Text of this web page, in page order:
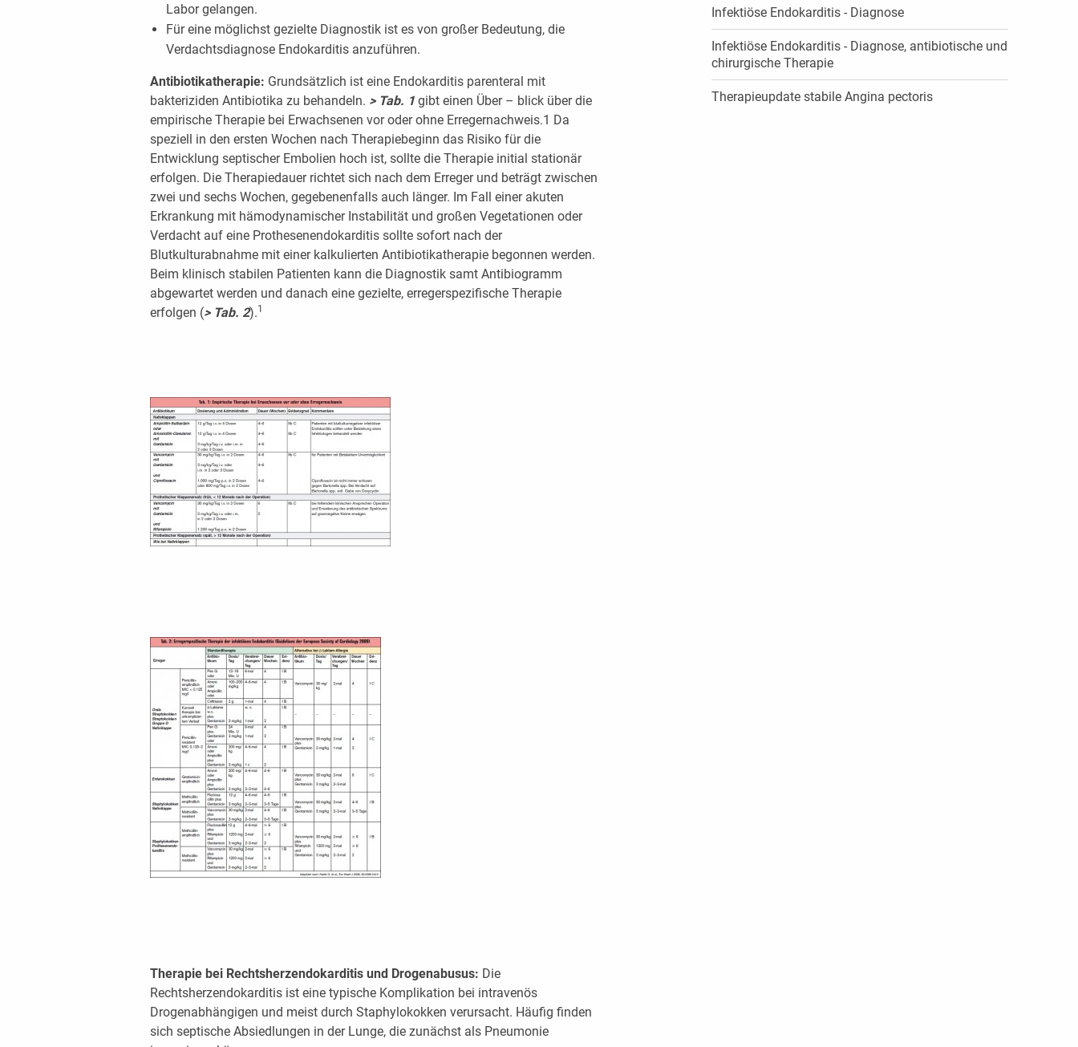
Labor gelangen.
Für eine möglichst gezielte Diagnostik ist es von großer Bedeutung, die
Verdachtsdiagnose Endokarditis anzuführen.
Antibiotikatherapie: Grundsätzlich ist eine Endokarditis parenteral mit
bakteriziden Antibiotika zu behandeln. > Tab. 1 gibt einen Über – blick über die
empirische Therapie bei Erwachsenen vor oder ohne Erregernachweis.1 Da
speziell in den ersten Wochen nach Therapiebeginn das Risiko für die
Entwicklung septischer Embolien hoch ist, sollte die Therapie initial stationär
erfolgen. Die Therapiedauer richtet sich nach dem Erreger und beträgt zwischen
zwei und sechs Wochen, gegebenenfalls auch länger. Im Fall einer akuten
Erkrankung mit hämodynamischer Instabilität und großen Vegetationen oder
Verdacht auf eine Prothesenendokarditis sollte sofort nach der
Blutkulturabnahme mit einer kalkulierten Antibiotikatherapie begonnen werden.
Beim klinisch stabilen Patienten kann die Diagnostik samt Antibiogramm
abgewartet werden und danach eine gezielte, erregerspezifische Therapie
erfolgen (> Tab. 2).1
Therapie bei Rechtsherzendokarditis und Drogenabusus: Die
Rechtsherzendokarditis ist eine typische Komplikation bei intravenös
Drogenabhängigen und meist durch Staphylokokken verursacht. Häufig finden
sich septische Absiedlungen in der Lunge, die zunächst als Pneumonie
Infektiöse Endokarditis - Diagnose
Infektiöse Endokarditis - Diagnose, antibiotische und
chirurgische Therapie
Therapieupdate stabile Angina pectoris